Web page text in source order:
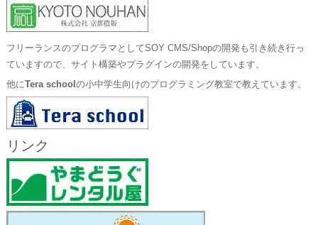
フリーランスのプログラマとしてSOY CMS/Shopの開発も引き続き行っ
ていますので、サイト構築やプラグインの開発をしています。
他にTera school の小中学生向けのプログラミング教室で教えています。
リンク